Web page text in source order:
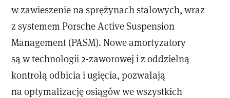
w zawieszenie na sprężynach stalowych, wraz
z systemem Porsche Active Suspension
Management (PASM). Nowe amortyzatory
są w technologii 2-zaworowej i z oddzielną
kontrolą odbicia i ugięcia, pozwalają
na optymalizację osiągów we wszystkich